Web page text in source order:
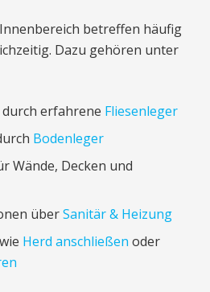
betreffen häufig
Dazu gehören unter
erfahrene Fliesenleger
Bodenleger
Wände, Decken und
überSanitär & Heizung
Herd anschließen oder